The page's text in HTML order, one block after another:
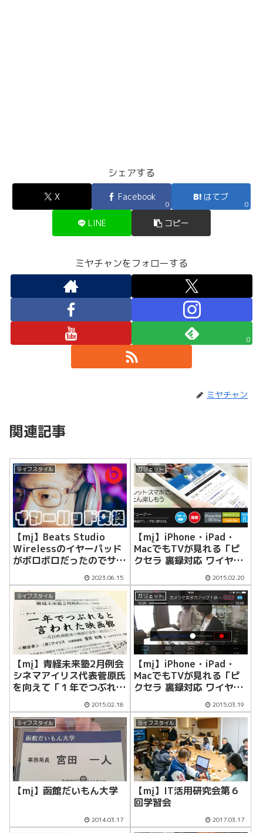
シェアする
X Facebook
0
はてブ
0
LINE コピー
ミヤチャンをフォローする
0
ミヤチャン
関連記事
ライフスタイル
【mį】Beats Studio
Wirelessのイヤーパッド
がボロボロだったのでサー
ドパーティのパッドに交換
した
2023.06.15
ガジェット
【mį】iPhone・iPad・
MacでもTVが見れる「ピ
クセラ 裏録対応 ワイヤレ
ス テレビチューナー PIX-
BR310W」を買ってみた
ぞ
2015.02.20
ライフスタイル
【mį】青経未来塾2月例会
シネマアイリス代表菅原氏
を向えて「１年でつぶれる
と言われた映画館」と言う
テーマで勉強会
2015.02.18
ガジェット
【mį】iPhone・iPad・
MacでもTVが見れる「ピ
クセラ 裏録対応 ワイヤレ
ス テレビチューナー PIX-
BR310W」リモート視
聴 最終回
2015.03.19
ライフスタイル
【mį】函館だいもん大学
2014.03.17
ライフスタイル
【mį】IT活用研究会第６
回学習会
2017.03.17